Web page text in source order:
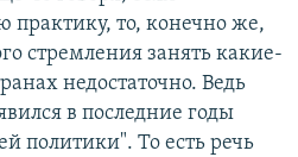
практику, то, конечно же,
стремления занять какие-
недостаточно. Ведь
в последние годы
политики". То есть речь